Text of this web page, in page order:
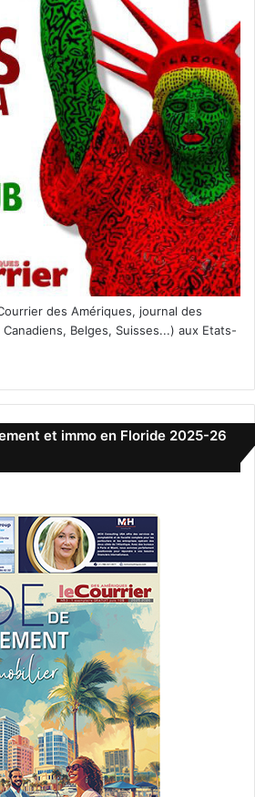
du sénateur Gary Hart en 1988
pris dans un scandale
avec Molly Ephraim, Kaitlyn
»
»]
:
mais Carlos Robledo Puch est
serial killer d’argentine : l’ange noir
et il a aujourd’hui 66 ans).
avec Lorenzo Ferro, Chino Darín,
»
W9T5V5k4x5E »]
des Amériques, journal des
Belges, Suisses...) aux Etats-
et immo en Floride 2025-26